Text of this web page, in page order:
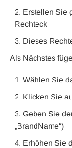
Erstellen Sie
Rechteck
Dieses
Als Nächstes
Wählen Sie
Klicken Sie
Geben Sie
„BrandName“)
Erhöhen Sie